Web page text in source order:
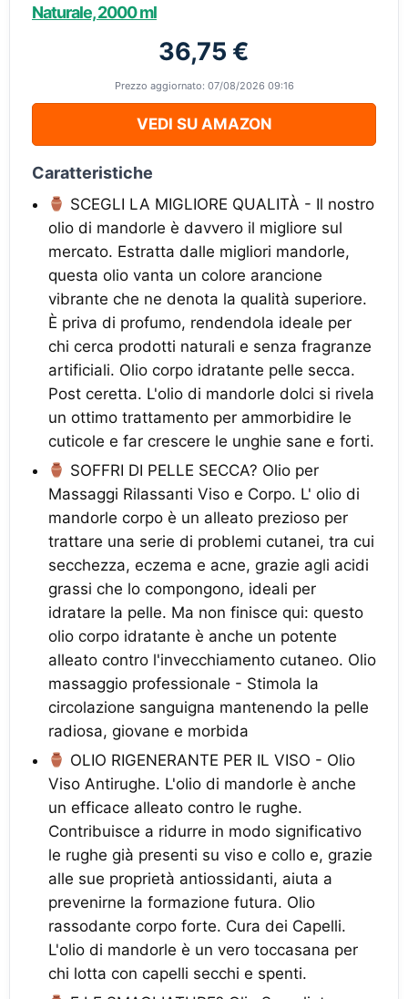
Naturale, 2000 ml
36,75 €
Prezzo aggiornato: 07/08/2026 09:16
VEDI SU AMAZON
Caratteristiche
SCEGLI LA MIGLIORE QUALITÀ - Il nostro
olio di mandorle è davvero il migliore sul
mercato. Estratta dalle migliori mandorle,
questa olio vanta un colore arancione
vibrante che ne denota la qualità superiore.
È priva di profumo, rendendola ideale per
chi cerca prodotti naturali e senza fragranze
artificiali. Olio corpo idratante pelle secca.
Post ceretta. L'olio di mandorle dolci si rivela
un ottimo trattamento per ammorbidire le
cuticole e far crescere le unghie sane e forti.
SOFFRI DI PELLE SECCA? Olio per
Massaggi Rilassanti Viso e Corpo. L' olio di
mandorle corpo è un alleato prezioso per
trattare una serie di problemi cutanei, tra cui
secchezza, eczema e acne, grazie agli acidi
grassi che lo compongono, ideali per
idratare la pelle. Ma non finisce qui: questo
olio corpo idratante è anche un potente
alleato contro l'invecchiamento cutaneo. Olio
massaggio professionale - Stimola la
circolazione sanguigna mantenendo la pelle
radiosa, giovane e morbida
OLIO RIGENERANTE PER IL VISO - Olio
Viso Antirughe. L'olio di mandorle è anche
un efficace alleato contro le rughe.
Contribuisce a ridurre in modo significativo
le rughe già presenti su viso e collo e, grazie
alle sue proprietà antiossidanti, aiuta a
prevenirne la formazione futura. Olio
rassodante corpo forte. Cura dei Capelli.
L'olio di mandorle è un vero toccasana per
chi lotta con capelli secchi e spenti.